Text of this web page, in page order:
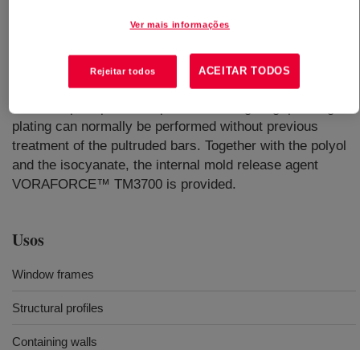
good surface quality at accelerated line speeds. Due to
its low initial viscosity, this system is specifically
suitable to produce carbon fiber reinforced structural
profiles. The system is free of silicones and waxes,
plating can normally be performed without previous
treatment of the pultruded bars. Together with the polyol
and the isocyanate, the internal mold release agent
VORAFORCE™ TM3700 is provided.
Usos
Window frames
Structural profiles
Containing walls
Ver mais informações
Rejeitar todos ACEITAR TODOS